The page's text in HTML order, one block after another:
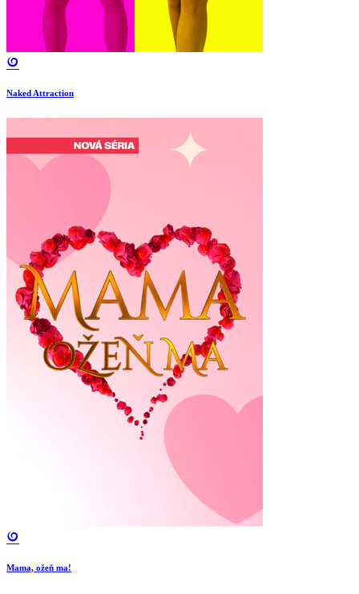
Naked Attraction
Mama, ožeň ma!